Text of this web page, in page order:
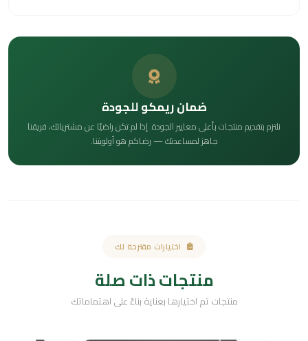
ضمان ريمكو للجودة
نلتزم بتقديم منتجات بأعلى معايير الجودة. إذا لم تكن راضيًا عن مشترياتك، فريقنا
جاهز لمساعدتك — رضاكم هو أولويتنا.
اختيارات مقترحة لك
منتجات ذات صلة
منتجات تم اختيارها بعناية بناءً على اهتماماتك